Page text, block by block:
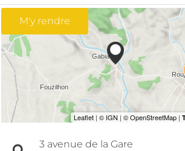
M'y rendre
3 avenue de la Gare